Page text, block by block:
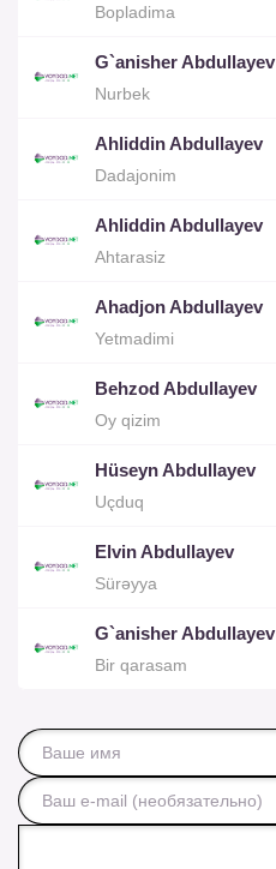
Bopladima
G`anisher Abdullayev
Nurbek
Ahliddin Abdullayev
Dadajonim
Ahliddin Abdullayev
Ahtarasiz
Ahadjon Abdullayev
Yetmadimi
Behzod Abdullayev
Oy qizim
Hüseyn Abdullayev
Uçduq
Elvin Abdullayev
Sürəyya
G`anisher Abdullayev
Bir qarasam